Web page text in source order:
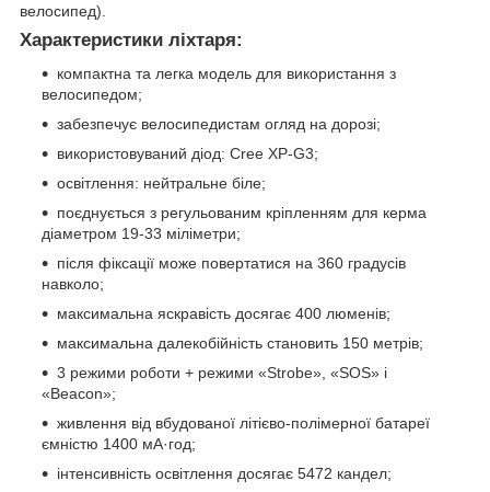
велосипед).
Характеристики ліхтаря:
компактна та легка модель для використання з
велосипедом;
забезпечує велосипедистам огляд на дорозі;
використовуваний діод: Cree XP-G3;
освітлення: нейтральне біле;
поєднується з регульованим кріпленням для керма
діаметром 19-33 міліметри;
після фіксації може повертатися на 360 градусів
навколо;
максимальна яскравість досягає 400 люменів;
максимальна далекобійність становить 150 метрів;
3 режими роботи + режими «Strobe», «SOS» і
«Beacon»;
живлення від вбудованої літієво-полімерної батареї
ємністю 1400 мА·год;
інтенсивність освітлення досягає 5472 кандел;